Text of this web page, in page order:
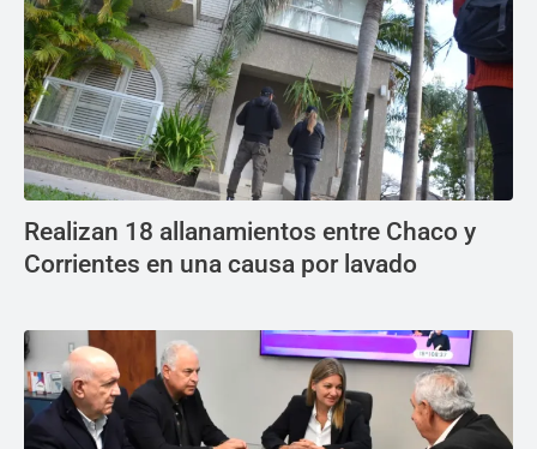
Realizan 18 allanamientos entre Chaco y
Corrientes en una causa por lavado